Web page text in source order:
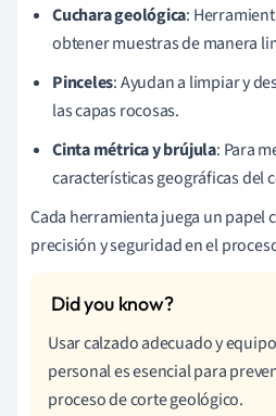
Cuchara geológica:
obtener muestras de manera
Pinceles: Ayudan a limpiar y
las capas rocosas.
Cinta métrica y brújula: Para
características geográficas del
Cada herramienta juega un papel
precisión y seguridad en el
Usar calzado adecuado y
personal es esencial para
proceso de corte geológico.